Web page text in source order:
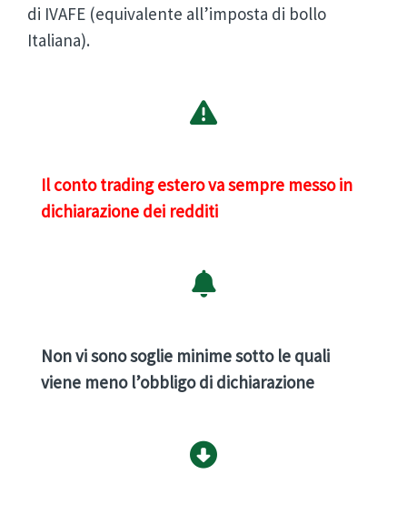
di IVAFE (equivalente all’imposta di bollo
Italiana).
Il conto trading estero va sempre messo in
dichiarazione dei redditi
Non vi sono soglie minime sotto le quali
viene meno l’obbligo di dichiarazione